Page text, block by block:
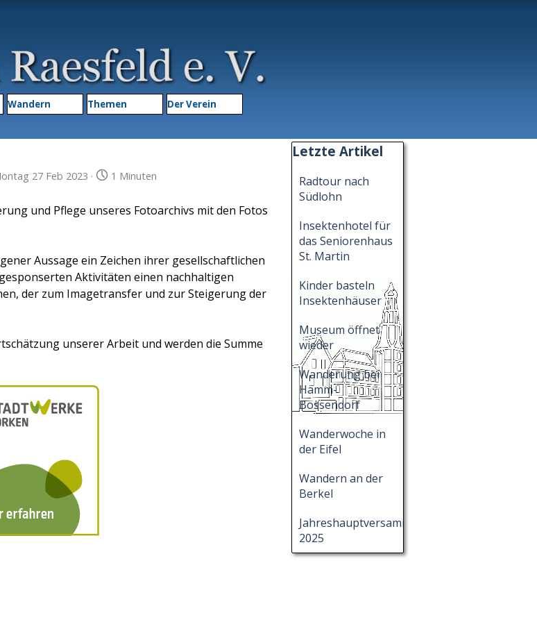
Menü überspringen
Wandern Themen ▼
Der Verein
27 Feb 2023 ·
1 Minuten
und Pflege unseres Fotoarchivs mit den Fotos
Aussage ein Zeichen ihrer gesellschaftlichen
Aktivitäten einen nachhaltigen
der zum Imagetransfer und zur Steigerung der
unserer Arbeit und werden die Summe
Block überspringen Letzte Artikel
Letzte Artikel
Radtour nach
Südlohn
Insektenhotel für
das Seniorenhaus
St. Martin
Kinder basteln
Insektenhäuser
Museum öffnet
wieder
Wanderung bei
Hamm-
Bossendorf
Wanderwoche in
der Eifel
Wandern an der
Berkel
Jahreshauptversammlung
2025